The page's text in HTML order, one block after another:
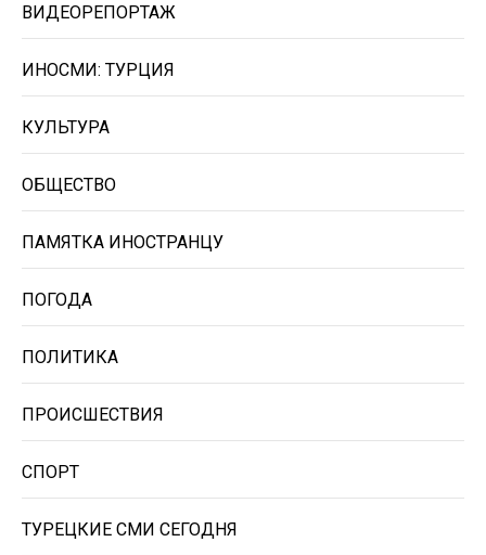
ВИДЕОРЕПОРТАЖ
ИНОСМИ: ТУРЦИЯ
КУЛЬТУРА
ОБЩЕСТВО
ПАМЯТКА ИНОСТРАНЦУ
ПОГОДА
ПОЛИТИКА
ПРОИСШЕСТВИЯ
СПОРТ
ТУРЕЦКИЕ СМИ СЕГОДНЯ